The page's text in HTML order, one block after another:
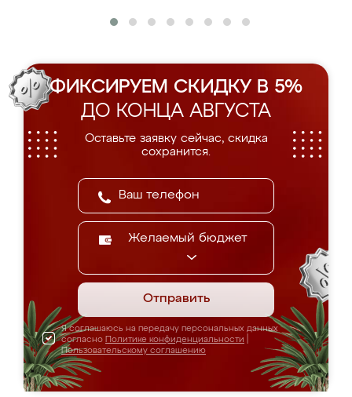
ФИКСИРУЕМ СКИДКУ В 5%
ДО КОНЦА АВГУСТА
Оставьте заявку сейчас, скидка
сохранится.
Желаемый бюджет
Отправить
Я соглашаюсь на передачу персональных данных
согласно Политике конфиденциальности
Пользовательскому соглашению